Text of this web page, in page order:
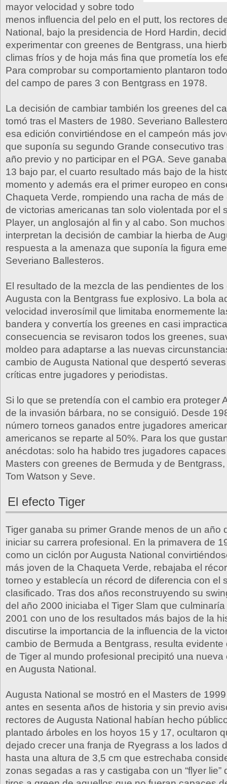
mayor velocidad y sobre todo
menos influencia del pelo en el putt, los rectores
National, bajo la presidencia de Hord Hardin,
experimentar con greenes de Bentgrass, una
climas fríos y de hoja más fina que prometía los
Para comprobar su comportamiento plantaron
del campo de pares 3 con Bentgrass en 1978.
La decisión de cambiar también los greenes del
tomó tras el Masters de 1980. Severiano
esa edición convirtiéndose en el campeón más
que suponía su segundo Grande consecutivo tras
año previo y no participar en el PGA. Seve
13 bajo par, el cuarto resultado más bajo de la
momento y además era el primer europeo en
Chaqueta Verde, rompiendo una racha de más
de victorias americanas tan solo violentada por el
Player, un anglosajón al fin y al cabo. Son
interpretan la decisión de cambiar la hierba de
respuesta a la amenaza que suponía la figura
Severiano Ballesteros.
El resultado de la mezcla de las pendientes de
Augusta con la Bentgrass fue explosivo. La bola
velocidad inverosímil que limitaba enormemente
bandera y convertía los greenes en casi
consecuencia se revisaron todos los greenes,
moldeo para adaptarse a las nuevas
cambio de Augusta National que despertó
críticas entre jugadores y periodistas.
Si lo que se pretendía con el cambio era proteger
de la invasión bárbara, no se consiguió. Desde
número torneos ganados entre jugadores
americanos se reparte al 50%. Para los que
anécdotas: solo ha habido tres jugadores
Masters con greenes de Bermuda y de
Tom Watson y Seve.
El efecto Tiger
Tiger ganaba su primer Grande menos de un año
iniciar su carrera profesional. En la primavera de
como un ciclón por Augusta National
más joven de la Chaqueta Verde, rebajaba el
torneo y establecía un récord de diferencia con el
clasificado. Tras dos años reconstruyendo su
del año 2000 iniciaba el Tiger Slam que
2001 con uno de los resultados más bajos de la
discutirse la importancia de la influencia de la
cambio de Bermuda a Bentgrass, resulta evidente
de Tiger al mundo profesional precipitó una
en Augusta National.
Augusta National se mostró en el Masters de
antes en sesenta años de historia y sin previo
rectores de Augusta National habían hecho
plantado árboles en los hoyos 15 y 17, ocultaron
dejado crecer una franja de Ryegrass a los lados
hasta una altura de 3,5 cm que estrechaba
zonas segadas a ras y castigaba con un “flyer lie”